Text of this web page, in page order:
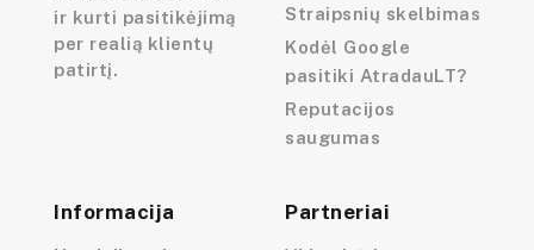
ir kurti pasitikėjimą
per realią klientų
patirtį.
Straipsnių skelbimas
Kodėl Google
pasitiki AtradauLT?
Reputacijos
saugumas
Informacija Partneriai